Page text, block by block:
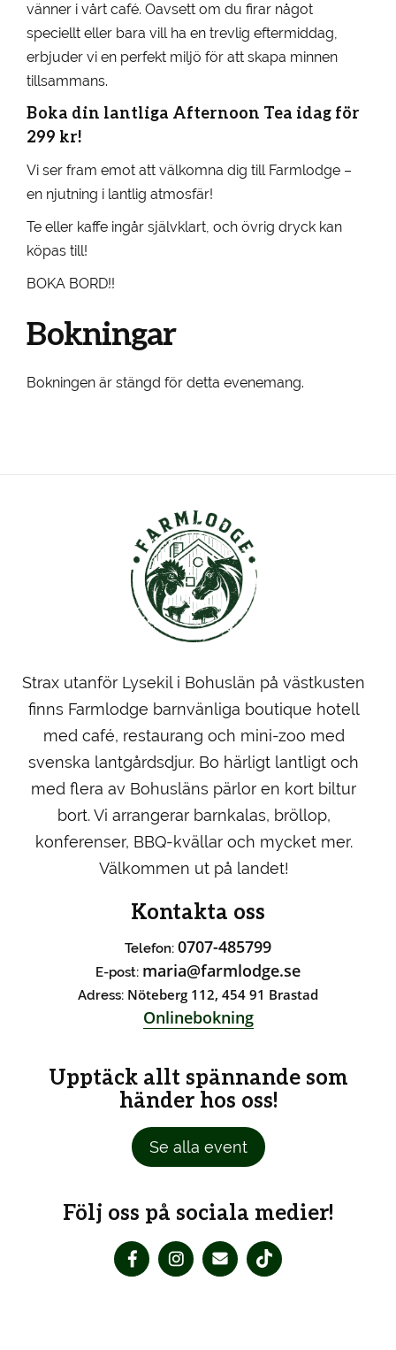
vänner i vårt café. Oavsett om du firar något
speciellt eller bara vill ha en trevlig eftermiddag,
erbjuder vi en perfekt miljö för att skapa minnen
tillsammans.
Boka din lantliga Afternoon Tea idag för
299 kr!
Vi ser fram emot att välkomna dig till Farmlodge –
en njutning i lantlig atmosfär!
Te eller kaffe ingår självklart, och övrig dryck kan
köpas till!
BOKA BORD!!
Bokningar
Bokningen är stängd för detta evenemang.
Strax utanför Lysekil i Bohuslän på västkusten
finns Farmlodge barnvänliga boutique hotell
med café, restaurang och mini-zoo med
svenska lantgårdsdjur. Bo härligt lantligt och
med flera av Bohusläns pärlor en kort biltur
bort. Vi arrangerar barnkalas, bröllop,
konferenser, BBQ-kvällar och mycket mer.
Välkommen ut på landet!
Kontakta oss
Telefon: 0707-485799
E-post: maria@farmlodge.se
Adress: Nöteberg 112, 454 91 Brastad
Onlinebokning
Upptäck allt spännande som
händer hos oss!
Se alla event
Följ oss på sociala medier!